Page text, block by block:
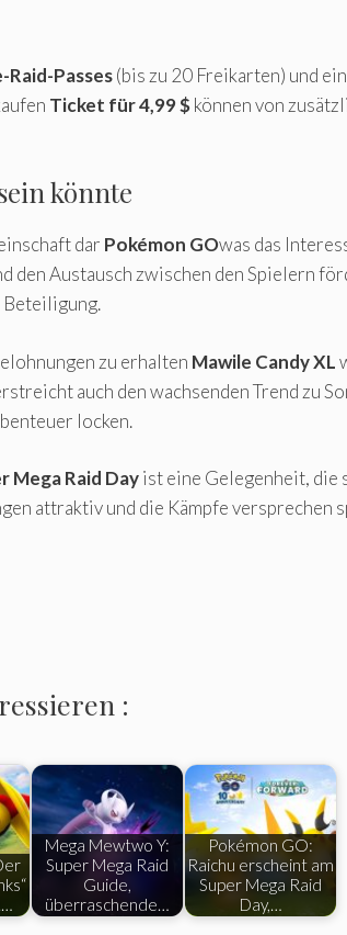
Passes(bis zu 20 Freikarten) und
Ticket für 4,99 $können von
könnte
dar Pokémon GOwas das
den Austausch zwischen den Spielern
zu erhalten Mawile Candy XL
auch den wachsenden Trend zu
locken.
Mega Raid Dayist eine Gelegenheit, die
attraktiv und die Kämpfe versprechen
:
Mega Mewtwo Y:
Super Mega Raid
Guide,
überraschende…
Pokémon GO:
Raichu erscheint am
Super Mega Raid
Day,…